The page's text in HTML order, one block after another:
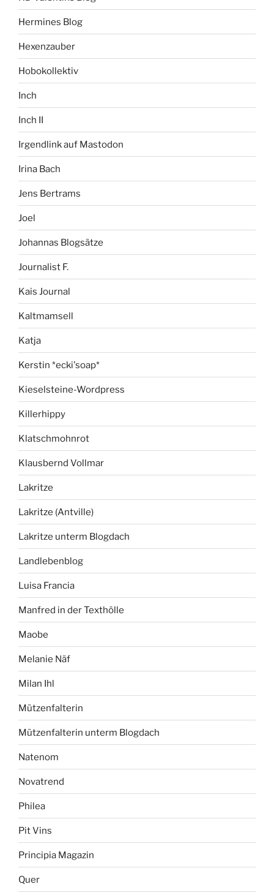
Hermines Blog
Hexenzauber
Hobokollektiv
Inch
Inch II
Irgendlink auf Mastodon
Irina Bach
Jens Bertrams
Joel
Johannas Blogsätze
Journalist F.
Kais Journal
Kaltmamsell
Katja
Kerstin *ecki'soap*
Kieselsteine-Wordpress
Killerhippy
Klatschmohnrot
Klausbernd Vollmar
Lakritze
Lakritze (Antville)
Lakritze unterm Blogdach
Landlebenblog
Luisa Francia
Manfred in der Texthölle
Maobe
Melanie Näf
Milan Ihl
Mützenfalterin
Mützenfalterin unterm Blogdach
Natenom
Novatrend
Philea
Pit Vins
Principia Magazin
Quer